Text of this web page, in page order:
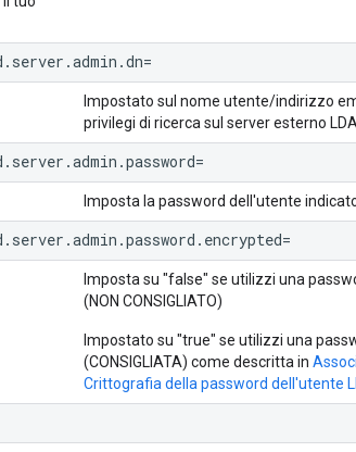
Impostato sul nome utente/indirizzo
privilegi di ricerca sul server esterno
Imposta la password dell'utente
Imposta su "false" se utilizzi una
(NON CONSIGLIATO)
Impostato su "true" se utilizzi una
(CONSIGLIATA) come descritta in
Crittografia della password dell'utente